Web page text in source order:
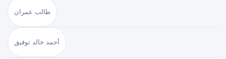
طالب عمران
أحمد خالد توفيق